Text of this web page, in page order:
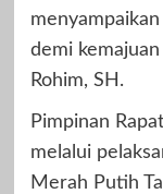
demi kemajuan
Rohim, SH.
Pimpinan
melalui
Merah Putih